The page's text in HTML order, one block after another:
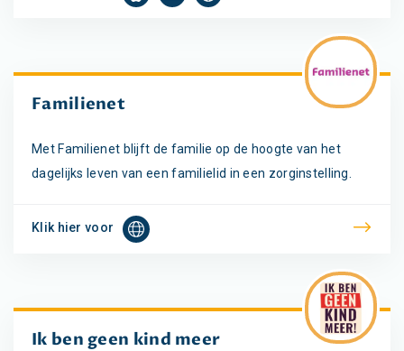
Familienet
Met Familienet blijft de familie op de hoogte van het
dagelijks leven van een familielid in een zorginstelling.
Klik hier voor
Ik ben geen kind meer